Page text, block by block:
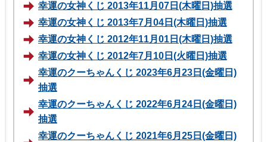
幸運の女神くじ 2013年11月07日(木曜日)抽選
幸運の女神くじ 2013年7月04日(木曜日)抽選
幸運の女神くじ 2012年11月01日(木曜日)抽選
幸運の女神くじ 2012年7月10日(火曜日)抽選
幸運のクーちゃんくじ 2023年6月23日(金曜日)
抽選
幸運のクーちゃんくじ 2022年6月24日(金曜日)
抽選
幸運のクーちゃんくじ 2021年6月25日(金曜日)